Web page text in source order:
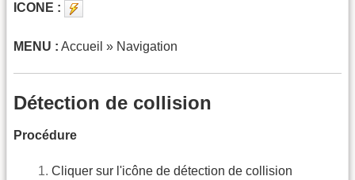
ICONE :
MENU : Accueil » Navigation
Détection de collision
Procédure
Cliquer sur l'icône de détection de collision